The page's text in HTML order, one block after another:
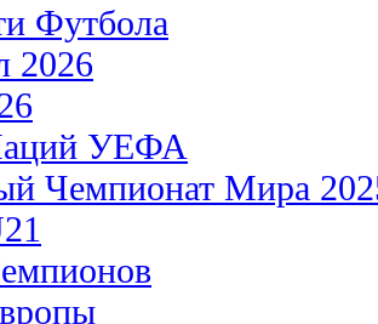
Футбола
2026
УЕФА
Чемпионат Мира